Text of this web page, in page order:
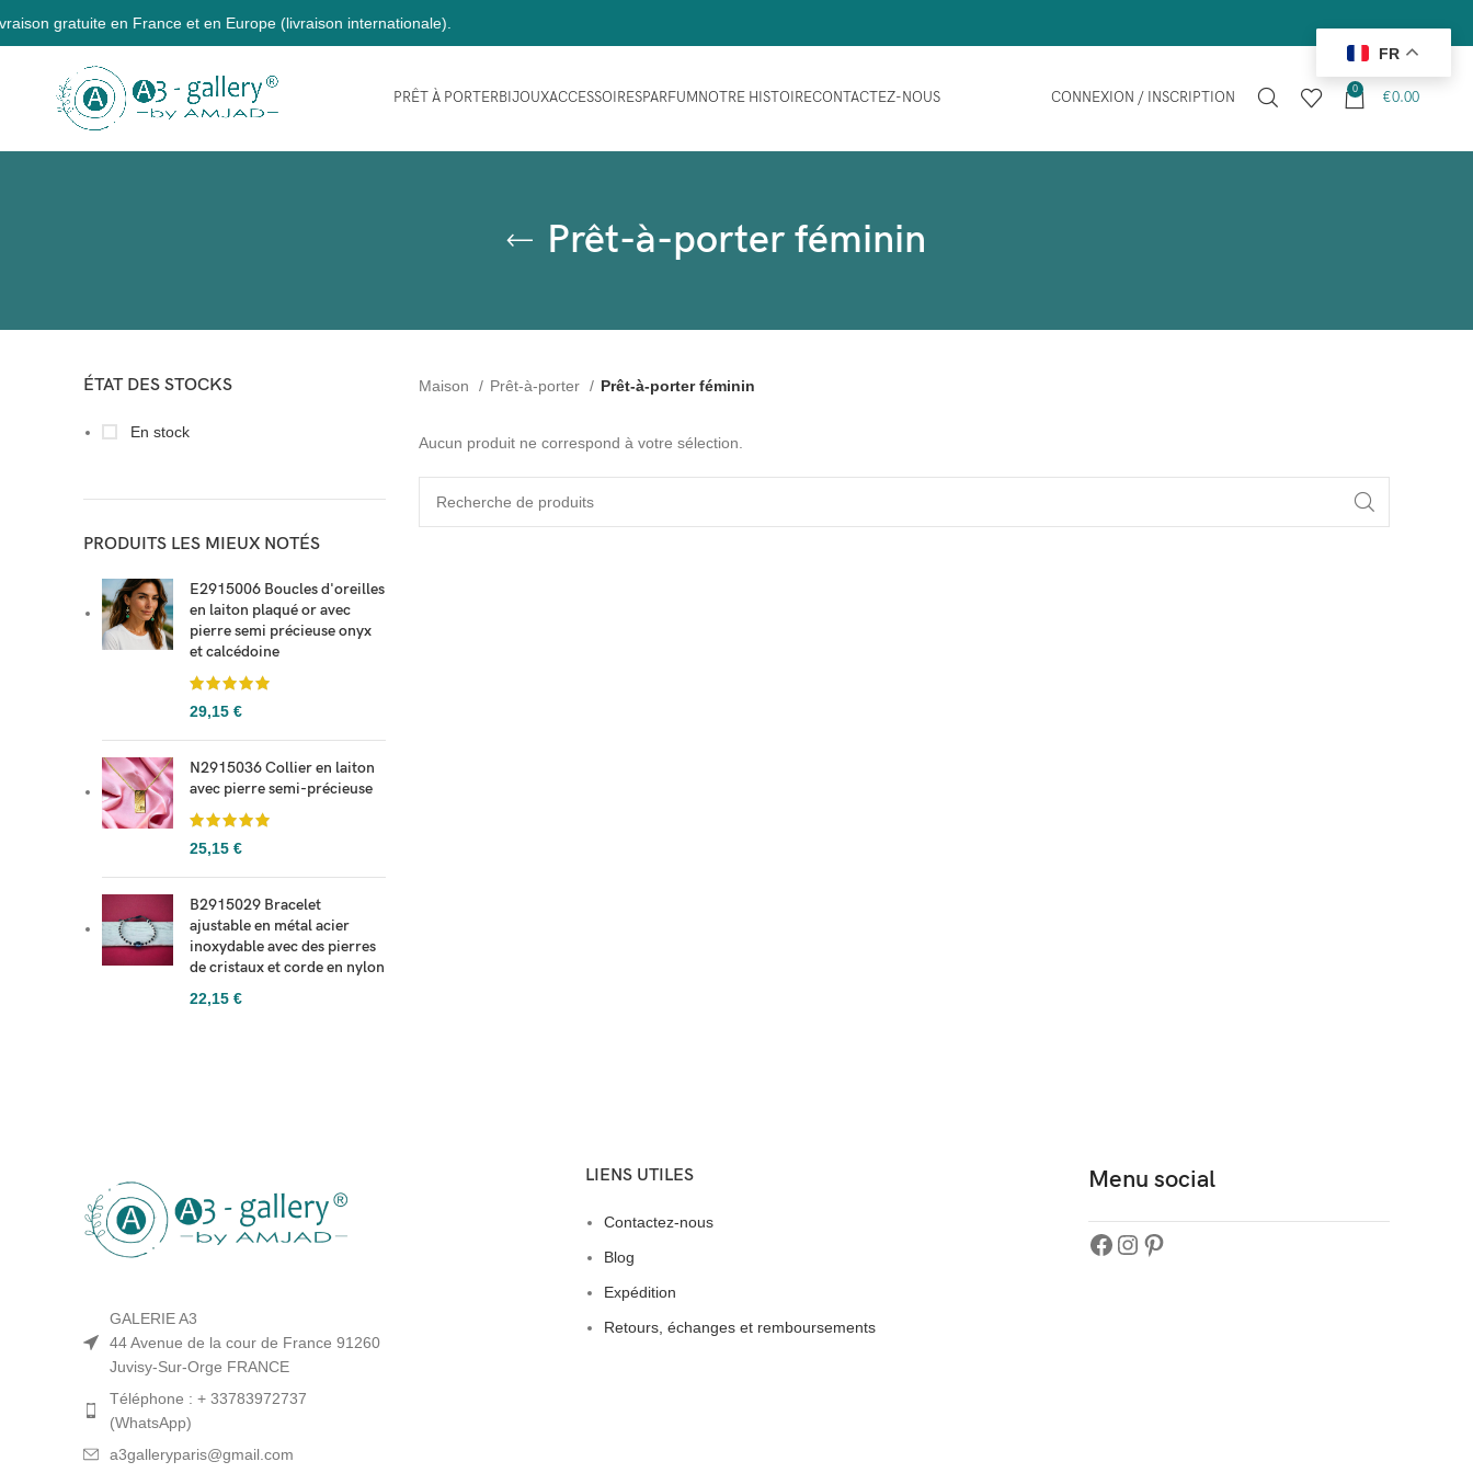
en France et en Europe (livraison internationale).
PRÊT À PORTERBIJOUXACCESSOIRESPARFUMNOTRE HISTOIRECONTACTEZ-NOUS CONNEXION / INSCRIPTION 0 €0.00
Prêt-à-porter féminin
ÉTAT DES STOCKS
En stock
PRODUITS LES MIEUX NOTÉS
E2915006 Boucles d'oreilles
en laiton plaqué or avec
pierre semi précieuse onyx
et calcédoine
29,15 €
N2915036 Collier en laiton
avec pierre semi-précieuse
25,15 €
B2915029 Bracelet
ajustable en métal acier
inoxydable avec des pierres
de cristaux et corde en nylon
22,15 €
Maison Prêt-à-porter Prêt-à-porter féminin
Aucun produit ne correspond à votre sélection.
GALERIE A3
44 Avenue de la cour de France 91260
Juvisy-Sur-Orge FRANCE
Téléphone : + 33783972737
(WhatsApp)
a3galleryparis@gmail.com
LIENS UTILES
Contactez-nous
Blog
Expédition
Retours, échanges et remboursements
Menu social
FR